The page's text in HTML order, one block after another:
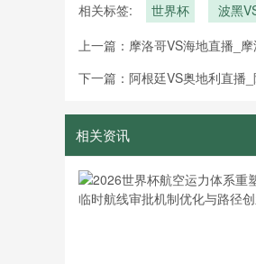
相关标签: 世界杯
波黑
VS卡
上一篇： 摩洛哥VS海地直播_
下一篇： 阿根廷VS奥地利直播
相关资讯